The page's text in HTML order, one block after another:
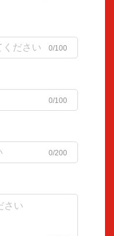
0/100
0/100
0/200